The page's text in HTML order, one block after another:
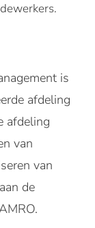
is
afdeling
afdeling
van
van
de